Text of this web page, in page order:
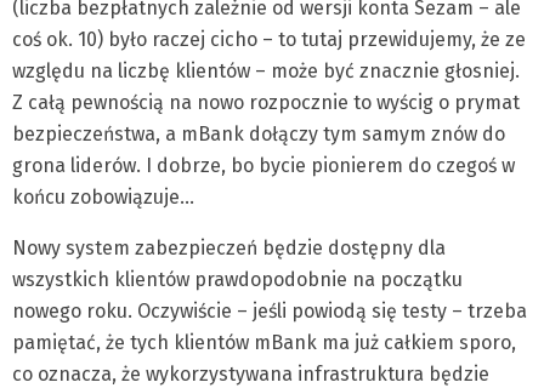
(liczba bezpłatnych zależnie od wersji konta Sezam – ale
coś ok. 10) było raczej cicho – to tutaj przewidujemy, że ze
względu na liczbę klientów – może być znacznie głosniej.
Z całą pewnością na nowo rozpocznie to wyścig o prymat
bezpieczeństwa, a mBank dołączy tym samym znów do
grona liderów. I dobrze, bo bycie pionierem do czegoś w
końcu zobowiązuje…
Nowy system zabezpieczeń będzie dostępny dla
wszystkich klientów prawdopodobnie na początku
nowego roku. Oczywiście – jeśli powiodą się testy – trzeba
pamiętać, że tych klientów mBank ma już całkiem sporo,
co oznacza, że wykorzystywana infrastruktura będzie